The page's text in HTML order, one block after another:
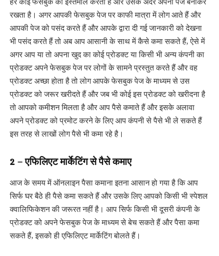
रखता है। अगर आपकी फेसबुक पेज पर काफी मात्रा में लोग आते हैं और
आपकी पेज को पसंद करते हैं और आपके द्वारा दी गई जानकारी को देखना
भी पसंद करते हैं तो अब आप आसानी के साथ में कैसे कमा सकते हैं, ऐसे में
अगर आप या तो अपना खुद का कोई प्रोडक्ट या किसी भी अन्य कंपनी का
प्रोडक्ट अपने फेसबुक पेज पर लोगों के सामने प्रस्तुत करते हैं और वह
प्रोडक्ट अच्छा होता है तो लोग आपके फेसबुक पेज के माध्यम से उस
प्रोडक्ट को जरूर खरीदते हैं और जब भी कोई इस प्रोडक्ट को खरीदना है
तो आपको कमीशन मिलता है और आप पैसे कमाते हैं और इसके अलावा
अपने प्रोडक्ट को प्रमोट करने के लिए आप कंपनी से पैसे भी ले सकते हैं
इस तरह से लाखों लोग पैसे भी कमा रहे है।
2 – एफिलिएट मार्केटिंग से पैसे कमाए
आज के समय में ऑनलाइन पैसा कमाना इतना आसान हो गया है कि आप
सिर्फ घर बैठे ही पैसे कमा सकते हैं और उसके लिए आपको किसी भी स्पेशल
क्वालिफिकेशन की जरूरत नहीं है। आप सिर्फ किसी भी दूसरी कंपनी के
प्रोडक्ट को अपने फेसबुक पेज के माध्यम से बेच सकते हैं और पैसा कमा
सकते हैं, इसको ही एफिलिएट मार्केटिंग बोलते हैं।